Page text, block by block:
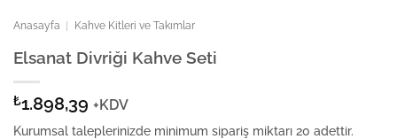
Anasayfa Kahve Kitleri ve Takımlar
Elsanat Divriği Kahve Seti
₺1.898,39 +KDV
Kurumsal taleplerinizde minimum sipariş miktarı 20 adettir.